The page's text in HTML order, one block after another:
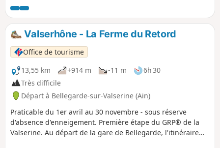
permis une activité industrielle au XIXe siècle.
Valserhône - La Ferme du Retord
Office de tourisme
13,55 km
+914 m -11 m
6h 30
Très difficile
Départ à Bellegarde-sur-Valserine (Ain)
Praticable du 1er avril au 30 novembre - sous réserve
d'absence d'enneigement. Première étape du GRP® de la
Valserine. Au départ de la gare de Bellegarde, l'itinéraire